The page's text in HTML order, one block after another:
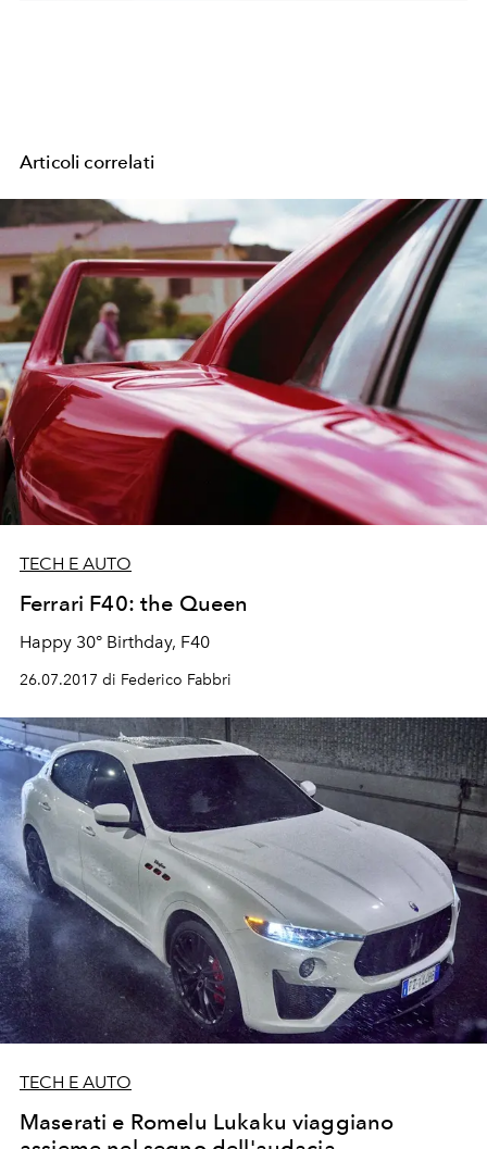
Articoli correlati
TECH E AUTO
Ferrari F40: the Queen
Happy 30° Birthday, F40
26.07.2017 di Federico Fabbri
TECH E AUTO
Maserati e Romelu Lukaku viaggiano